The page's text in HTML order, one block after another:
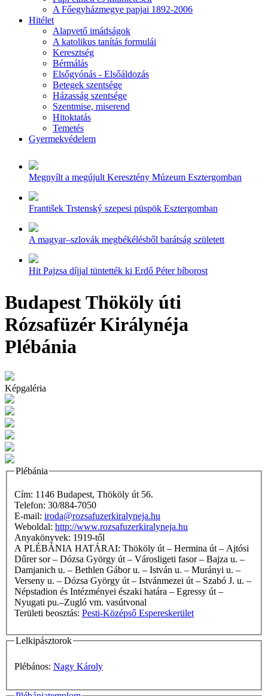
A Főegyházmegye papjai 1892-2006
Hitélet
Alapvető imádságok
A katolikus tanítás formulái
Keresztség
Bérmálás
Elsőgyónás - Elsőáldozás
Betegek szentsége
Házasság szentsége
Szentmise, miserend
Hitoktatás
Temetés
Gyermekvédelem
Megnyílt a megújult Keresztény Múzeum Esztergomban
František Trstenský szepesi püspök Esztergomban
A magyar–szlovák megbékélésből barátság született
Hit Pajzsa díjjal tüntették ki Erdő Péter bíborost
Budapest Thököly úti
Rózsafüzér Királynéja
Plébánia
Képgaléria
Plébánia
Cím: 1146 Budapest, Thököly út 56.
Telefon: 30/884-7050
E-mail: iroda@rozsafuzerkiralyneja.hu
Weboldal: http://www.rozsafuzerkiralyneja.hu
Anyakönyvek: 1919-től
A PLÉBÁNIA HATÁRAI: Thököly út – Hermina út – Ajtósi
Dűrer sor – Dózsa György út – Városligeti fasor – Bajza u. –
Damjanich u. – Bethlen Gábor u. – István u. – Murányi u. –
Verseny u. – Dózsa György út – Istvánmezei út – Szabó J. u. –
Népstadion és Intézményei északi határa – Egressy út –
Nyugati pu.–Zugló vm. vasútvonal
Területi beosztás: Pesti-Középső Espereskerület
Lelkipásztorok
Plébános: Nagy Károly